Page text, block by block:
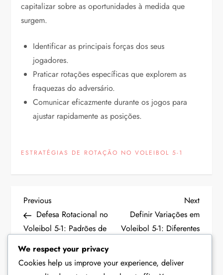
capitalizar sobre as oportunidades à medida que
surgem.
Identificar as principais forças dos seus
jogadores.
Praticar rotações específicas que explorem as
fraquezas do adversário.
Comunicar eficazmente durante os jogos para
ajustar rapidamente as posições.
ESTRATÉGIAS DE ROTAÇÃO NO VOLEIBOL 5-1
P
o
s
Previous
Post
Previous
Defesa Rotacional no
Voleibol 5-1: Padrões de
bloqueio, Antecipação
Next
Post
Next
Definir Variações em
Voleibol 5-1: Diferentes
Preferências dos
jogadores
We respect your privacy
Cookies help us improve your experience, deliver